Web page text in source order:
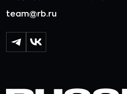
team@rb.ru